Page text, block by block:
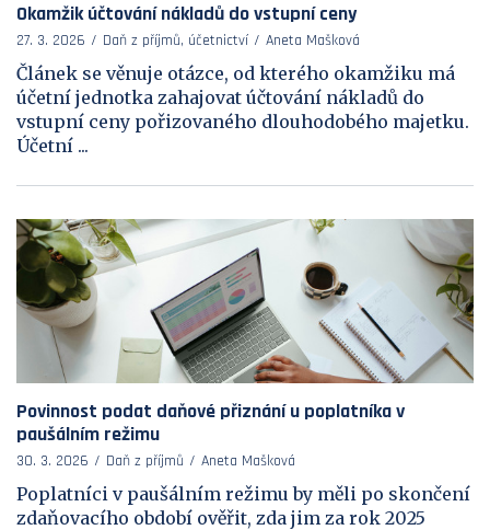
Okamžik účtování nákladů do vstupní ceny
27. 3. 2026 Daň z příjmů, účetnictví Aneta Mašková
Článek se věnuje otázce, od kterého okamžiku má
účetní jednotka zahajovat účtování nákladů do
vstupní ceny pořizovaného dlouhodobého majetku.
Účetní ...
Povinnost podat daňové přiznání u poplatníka v
paušálním režimu
30. 3. 2026 Daň z příjmů Aneta Mašková
Poplatníci v paušálním režimu by měli po skončení
zdaňovacího období ověřit, zda jim za rok 2025